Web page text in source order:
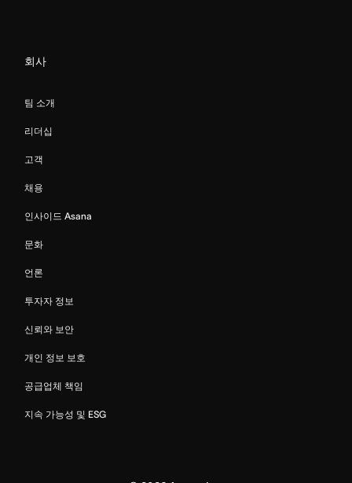
회사
팀 소개
리더십
고객
채용
인사이드 Asana
문화
언론
투자자 정보
신뢰와 보안
개인 정보 보호
공급업체 책임
지속 가능성 및 ESG